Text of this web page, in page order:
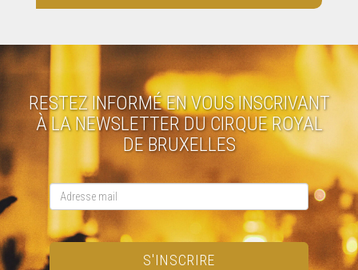
RESTEZ INFORMÉ EN VOUS INSCRIVANT
À LA NEWSLETTER DU CIRQUE ROYAL
DE BRUXELLES
S'INSCRIRE